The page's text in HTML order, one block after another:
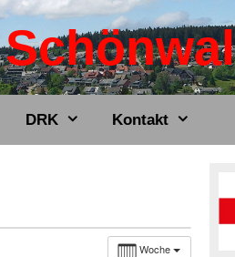
DRK Kontakt
Woche